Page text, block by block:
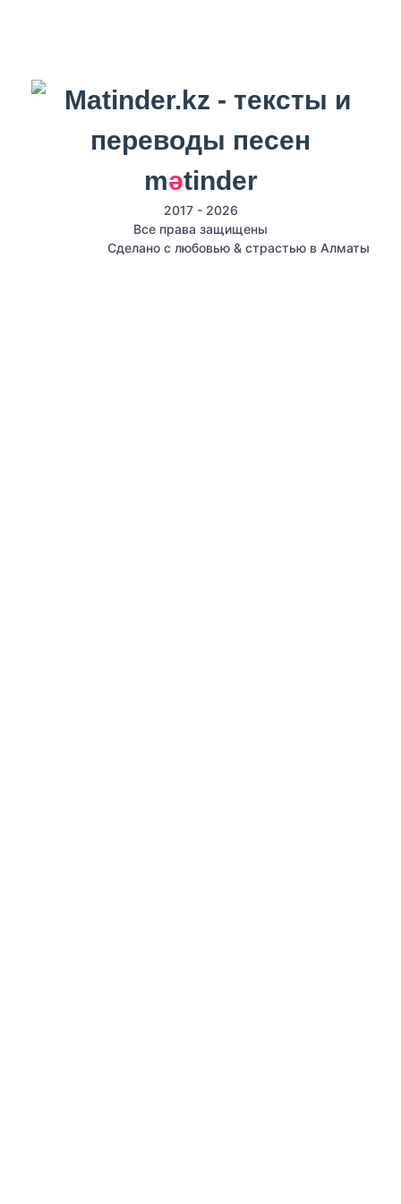
mәtinder
2017 - 2026
Все права защищены
Сделано с любовью & страстью в Алматы